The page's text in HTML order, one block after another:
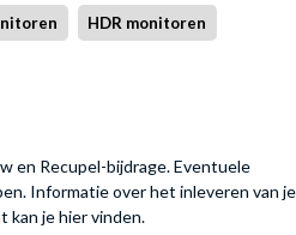
HDR monitoren
en Recupel-bijdrage. Eventuele
Informatie over het inleveren van je
kan je hier vinden.